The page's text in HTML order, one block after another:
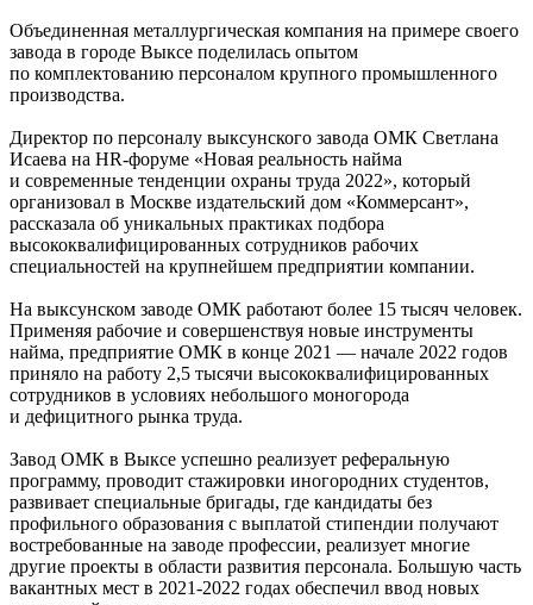
Объединенная металлургическая компания на примере своего
завода в городе Выксе поделилась опытом
по комплектованию персоналом крупного промышленного
производства.
Директор по персоналу выксунского завода ОМК Светлана
Исаева на HR-форуме «Новая реальность найма
и современные тенденции охраны труда 2022», который
организовал в Москве издательский дом «Коммерсант»,
рассказала об уникальных практиках подбора
высококвалифицированных сотрудников рабочих
специальностей на крупнейшем предприятии компании.
На выксунском заводе ОМК работают более 15 тысяч человек.
Применяя рабочие и совершенствуя новые инструменты
найма, предприятие ОМК в конце 2021 — начале 2022 годов
приняло на работу 2,5 тысячи высококвалифицированных
сотрудников в условиях небольшого моногорода
и дефицитного рынка труда.
Завод ОМК в Выксе успешно реализует реферальную
программу, проводит стажировки иногородних студентов,
развивает специальные бригады, где кандидаты без
профильного образования с выплатой стипендии получают
востребованные на заводе профессии, реализует многие
другие проекты в области развития персонала. Большую часть
вакантных мест в 2021-2022 годах обеспечил ввод новых